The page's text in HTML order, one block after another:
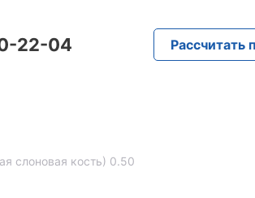
22-04 Рассчитать
слоновая кость) 0.50